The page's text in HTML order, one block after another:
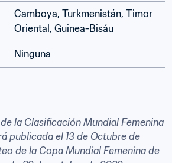
Camboya, Turkmenistán, Timor
Oriental, Guinea-Bisáu
Ninguna
la Clasificación Mundial Femenina
publicada el 13 de Octubre de
de la Copa Mundial Femenina de